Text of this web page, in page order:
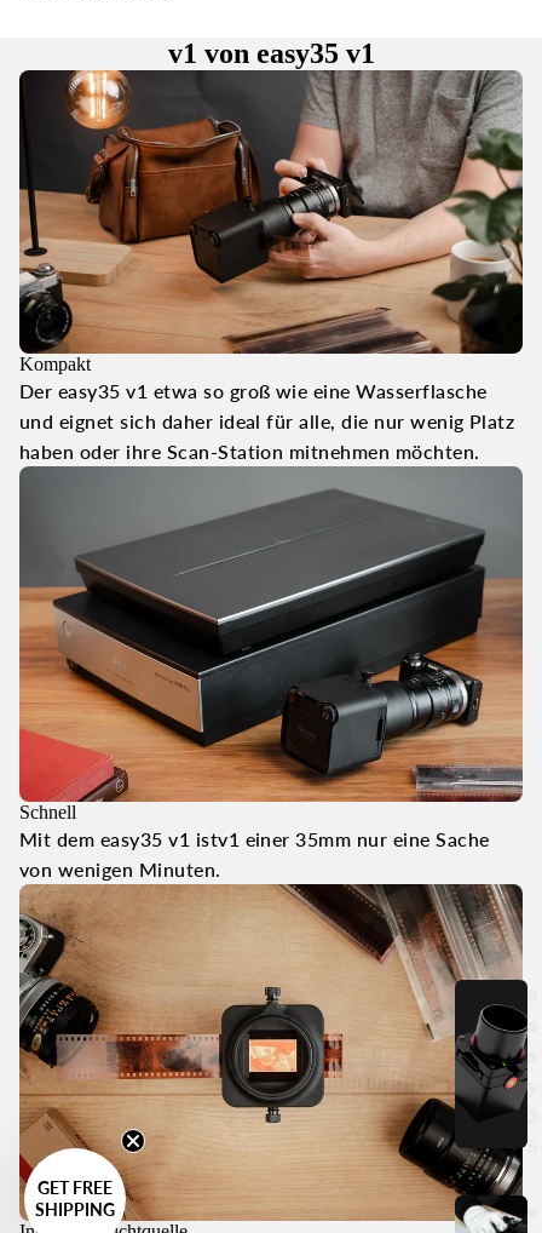
v1 von easy35 v1
Kompakt
Der easy35 v1 etwa so groß wie eine Wasserflasche
und eignet sich daher ideal für alle, die nur wenig Platz
haben oder ihre Scan-Station mitnehmen möchten.
Schnell
Mit dem easy35 v1 istv1 einer 35mm nur eine Sache
von wenigen Minuten.
GET FREE
SHIPPING